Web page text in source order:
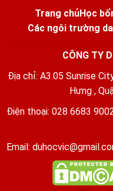
Trang chủHọc
Các ngôi trường
CÔNG TY
Địa chỉ: A3.05 Sunrise
Hưng ,
Điện thoại: 028 6683
Email: